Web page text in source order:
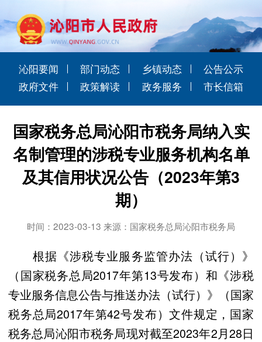
沁阳要闻 部门动态 乡镇动态
公告公示
政府文件
政策解读 政务服务 市长信箱
国家税务总局沁阳市税务局纳入实
名制管理的涉税专业服务机构名单
及其信用状况公告（2023年第3
期）
时间：2023-03-13 来源：国家税务总局沁阳市税务局
根据《涉税专业服务监管办法（试行）》
（国家税务总局2017年第13号发布）和《涉税
专业服务信息公告与推送办法（试行）》（国家
税务总局2017年第42号发布）文件规定，国家
税务总局沁阳市税务局现对截至2023年2月28日